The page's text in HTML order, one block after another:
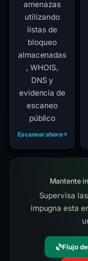
amenazas
utilizando
listas de
bloqueo
almacenadas
, WHOIS,
DNS y
evidencia de
escaneo
público
Escanear ahora
Mantente
Supervisa
impugna esta
Flujo